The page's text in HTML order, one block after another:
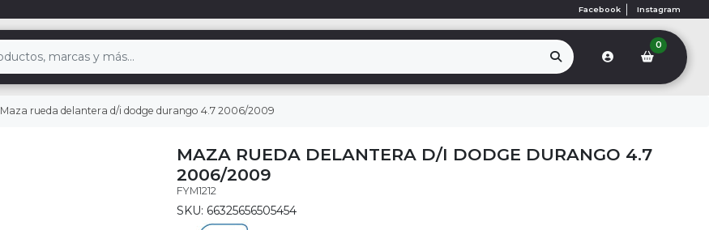
Facebook Instagram
0
Maza rueda delantera d/i dodge durango 4.7 2006/2009
MAZA RUEDA DELANTERA D/I DODGE DURANGO 4.7
2006/2009
FYM1212
SKU: 66325656505454